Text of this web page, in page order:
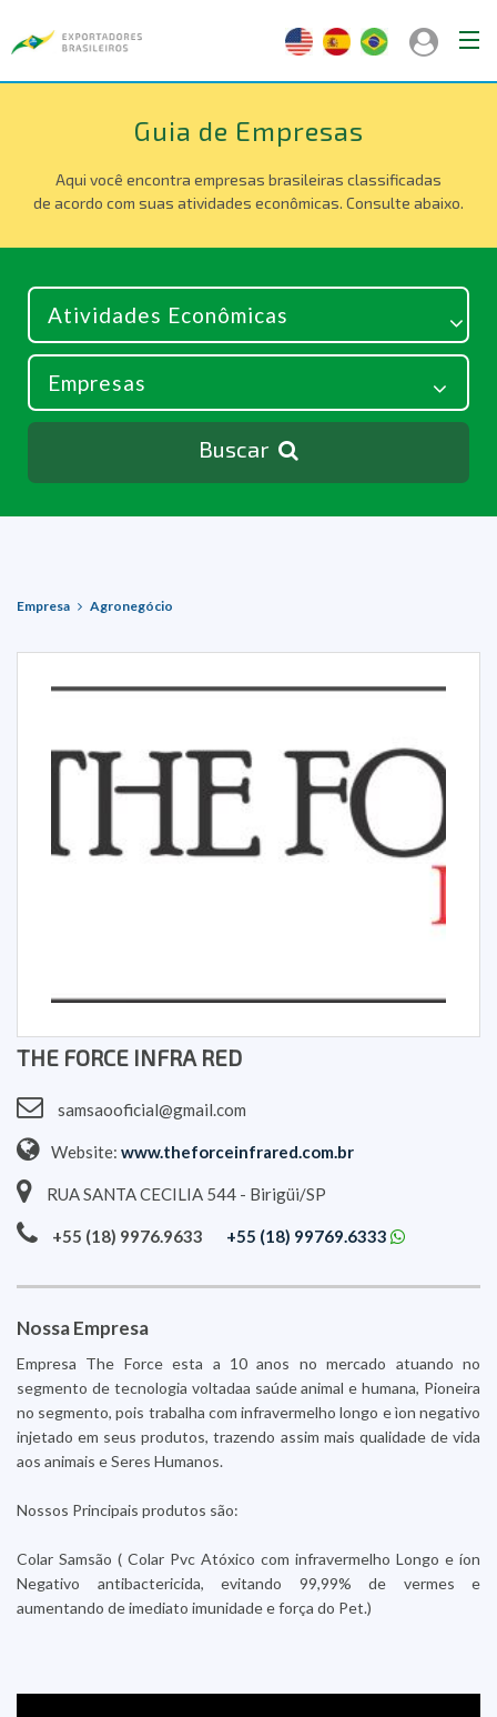
Guia de Empresas
Aqui você encontra empresas brasileiras classificadas
de acordo com suas atividades econômicas. Consulte abaixo.
Buscar
Empresa Agronegócio
THE FORCE INFRA RED
samsaooficial@gmail.com
Website: www.theforceinfrared.com.br
RUA SANTA CECILIA 544 - Birigüi/SP
+55 (18) 9976.9633 +55 (18) 99769.6333
Nossa Empresa
Empresa The Force esta a 10 anos no mercado atuando no
segmento de tecnologia voltadaa saúde animal e humana, Pioneira
no segmento, pois trabalha com infravermelho longo e ìon negativo
injetado em seus produtos, trazendo assim mais qualidade de vida
aos animais e Seres Humanos.
Nossos Principais produtos são:
Colar Samsão ( Colar Pvc Atóxico com infravermelho Longo e íon
Negativo antibactericida, evitando 99,99% de vermes e
aumentando de imediato imunidade e força do Pet.)